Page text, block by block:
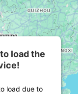
load the
load due to